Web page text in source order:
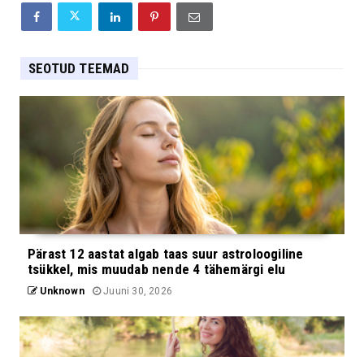
SEOTUD TEEMAD
Pärast 12 aastat algab taas suur astroloogiline
tsükkel, mis muudab nende 4 tähemärgi elu
Unknown Juuni 30, 2026